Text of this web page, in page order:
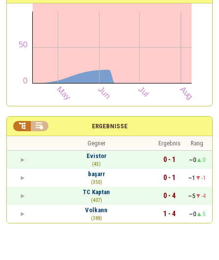
ERGEBNISSE
 
Gegner Ergebnis
Rang
Evistor
(43)
0 - 1 ~0
0
başarr
(350)
0 - 1 ~1
-1
TC Kaptan
(407)
0 - 4 ~5
-4
Volkann
(388)
1 - 4 ~0 5